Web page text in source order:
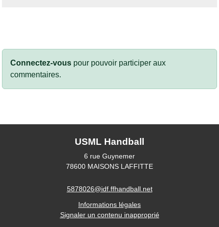
Connectez-vous pour pouvoir participer aux
commentaires.
USML Handball
6 rue Guynemer
78600 MAISONS LAFFITTE
5878026@idf.ffhandball.net
Informations légales
Signaler un contenu inapproprié